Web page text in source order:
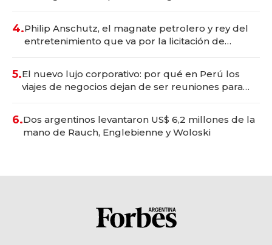
4.Philip Anschutz, el magnate petrolero y rey del
entretenimiento que va por la licitación de
5.El nuevo lujo corporativo: por qué en Perú los
viajes de negocios dejan de ser reuniones para
6.Dos argentinos levantaron US$ 6,2 millones de la
mano de Rauch, Englebienne y Woloski